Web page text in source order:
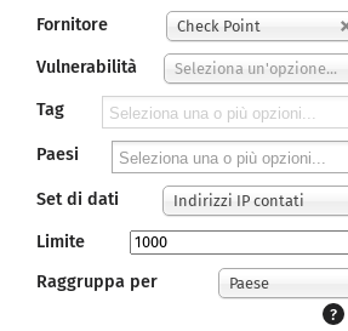
Fornitore
Check Point
Vulnerabilità Seleziona un'opzione...
Tag
Paesi
Set di dati Indirizzi IP contati
Limite
Raggruppa per
Paese
?